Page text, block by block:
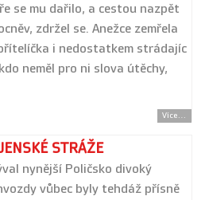
se mu dařilo, a cestou nazpět
zdržel se. Anežce zemřela
i nedostatkem strádajíc
neměl pro ni slova útěchy,
Více...
STRÁŽE
nynější Poličsko divoký
vůbec byly tehdáž přísně